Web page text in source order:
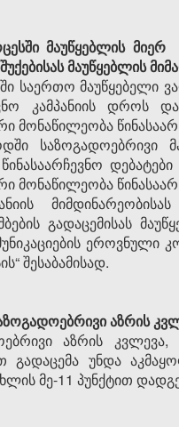
მაუწყებლის
მაუწყებლის
საერთო მაუწყებელი
კამპანიის დროს
მონაწილეობა
საზოგადოებრივი
მონაწილეობა
გადაცემისას
შესაბამისად.
აზრის
აზრის
გადაცემა უნდა
მე-11 პუნქტით